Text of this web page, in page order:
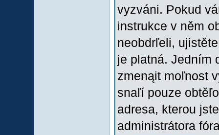
vyzváni. Pokud
instrukce v něm
neobdrľeli,
je platná. Jedním
zmenąit moľnost
snaľí pouze
adresa, kterou
administrátora